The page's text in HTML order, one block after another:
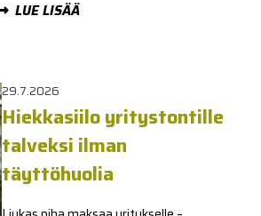
LUE LISÄÄ
29.7.2026
Hiekkasiilo yritystontille
talveksi ilman
täyttöhuolia